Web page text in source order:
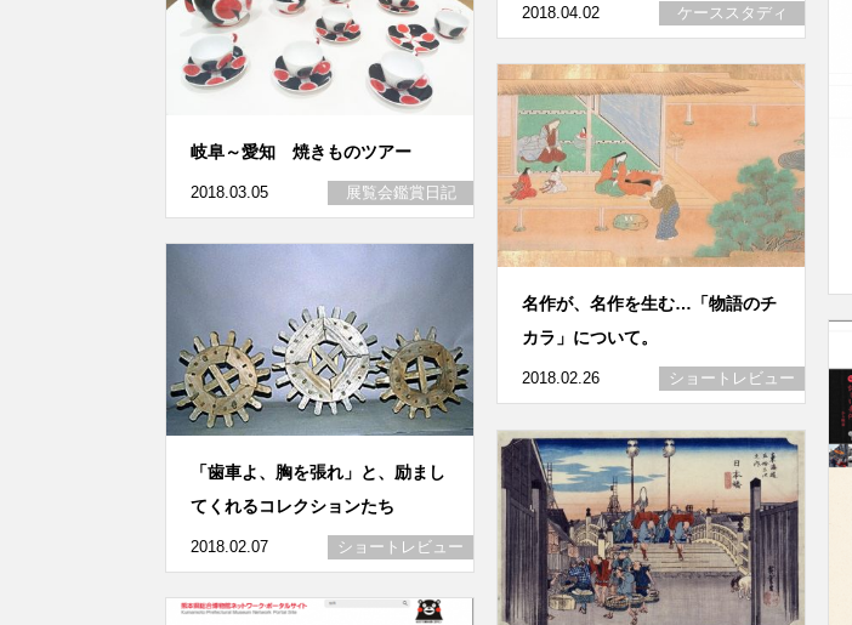
2018.04.02 ケーススタディ
岐阜～愛知 焼きものツアー
2018.03.05 展覧会鑑賞日記
名作が、名作を生む…「物語のチ
カラ」について。
2018.02.26 ショートレビュー
「歯車よ、胸を張れ」と、励まし
てくれるコレクションたち
2018.02.07 ショートレビュー